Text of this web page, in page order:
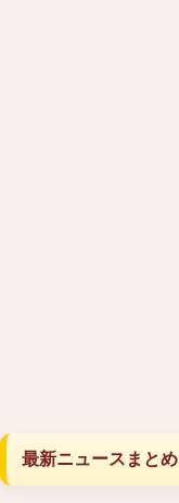
最新ニュースまとめ